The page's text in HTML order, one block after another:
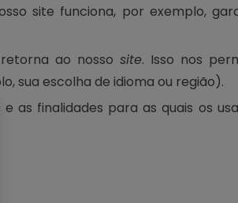
site funciona, por exemplo,
retorna ao nossosite. Isso nos
sua escolha de idioma ou região).
as finalidades para as quais os